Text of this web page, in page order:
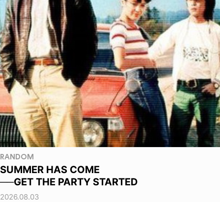
RANDOM
SUMMER HAS COME
──GET THE PARTY STARTED
2026.08.03